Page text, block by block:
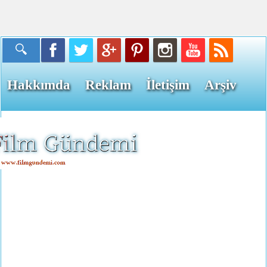
Hakkımda Reklam İletişim Arşiv